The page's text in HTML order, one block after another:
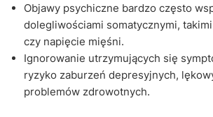
Objawy psychiczne bardzo często
dolegliwościami somatycznymi,
czy napięcie mięśni.
Ignorowanie utrzymujących się
ryzyko zaburzeń depresyjnych,
problemów zdrowotnych.